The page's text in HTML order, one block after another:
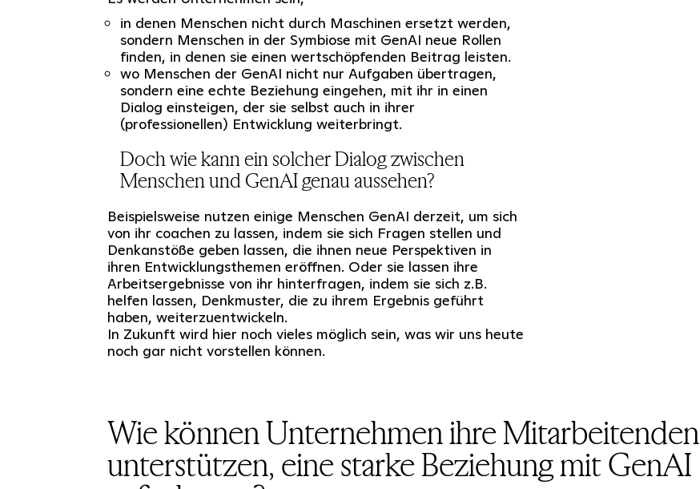
in denen Menschen nicht durch Maschinen ersetzt werden,
sondern Menschen in der Symbiose mit GenAI neue Rollen
finden, in denen sie einen wertschöpfenden Beitrag leisten.
wo Menschen der GenAI nicht nur Aufgaben übertragen,
sondern eine echte Beziehung eingehen, mit ihr in einen
Dialog einsteigen, der sie selbst auch in ihrer
(professionellen) Entwicklung weiterbringt.
Doch wie kann ein solcher Dialog zwischen
Menschen und GenAI genau aussehen?
Beispielsweise nutzen einige Menschen GenAI derzeit, um sich
von ihr coachen zu lassen, indem sie sich Fragen stellen und
Denkanstöße geben lassen, die ihnen neue Perspektiven in
ihren Entwicklungsthemen eröffnen. Oder sie lassen ihre
Arbeitsergebnisse von ihr hinterfragen, indem sie sich z.B.
helfen lassen, Denkmuster, die zu ihrem Ergebnis geführt
haben, weiterzuentwickeln.
In Zukunft wird hier noch vieles möglich sein, was wir uns heute
noch gar nicht vorstellen können.
Wie können Unternehmen ihre Mitarbeitenden
unterstützen, eine starke Beziehung mit GenAI